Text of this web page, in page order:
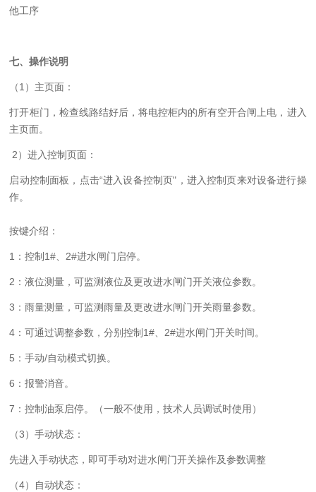
他工序
七、操作说明
（1）主页面：
打开柜门，检查线路结好后，将电控柜内的所有空开合闸上电，进入
主页面。
2）进入控制页面：
启动控制面板，点击“进入设备控制页"，进入控制页来对设备进行操
作。
按键介绍：
1：控制1#、2#进水闸门启停。
2：液位测量，可监测液位及更改进水闸门开关液位参数。
3：雨量测量，可监测雨量及更改进水闸门开关雨量参数。
4：可通过调整参数，分别控制1#、2#进水闸门开关时间。
5：手动/自动模式切换。
6：报警消音。
7：控制油泵启停。（一般不使用，技术人员调试时使用）
（3）手动状态：
先进入手动状态，即可手动对进水闸门开关操作及参数调整
（4）自动状态：